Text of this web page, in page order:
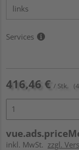
Services
416,46 € / Stk.
inkl. MwSt. zzgl.